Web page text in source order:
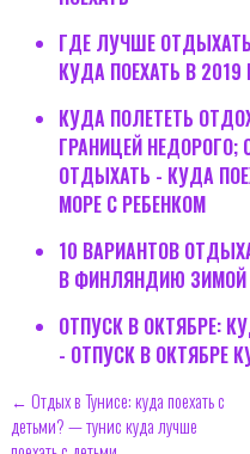
ГДЕ ЛУЧШЕ
КУДА ПОЕХАТЬ В
КУДА ПОЛЕТЕТЬ
ГРАНИЦЕЙ НЕДОРОГО;
ОТДЫХАТЬ - КУДА
МОРЕ С РЕБЕНКОМ
10 ВАРИАНТОВ
В ФИНЛЯНДИЮ
ОТПУСК В ОКТЯБРЕ:
- ОТПУСК В ОКТЯБРЕ
← Отдых в Тунисе: куда поехать с
детьми? — тунис куда лучше